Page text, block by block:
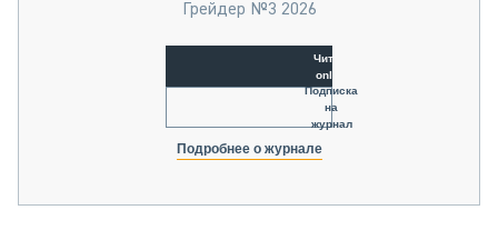
Грейдер №3 2026
Читать
online
Подписка
на
журнал
Подробнее о журнале